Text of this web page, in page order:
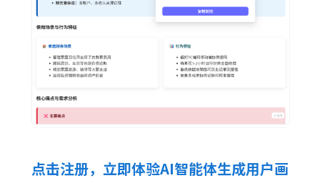
点击注册，立即体验AI智能体生成用户画